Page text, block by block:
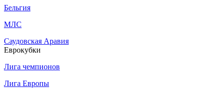
Бельгия
МЛС
Саудовская Аравия
Еврокубки
Лига чемпионов
Лига Европы